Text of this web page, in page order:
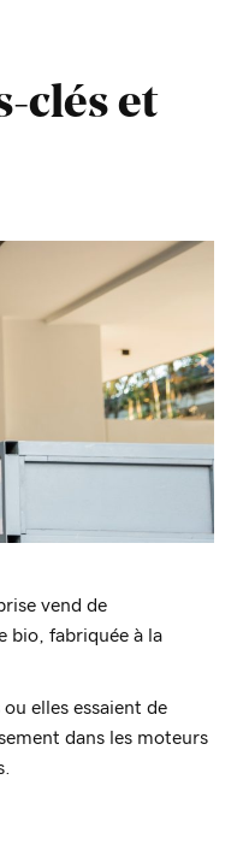
clés et
vend de
bio, fabriquée à la
elles essaient de
dans les moteurs